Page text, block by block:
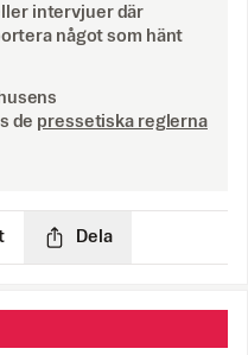
intervjuer där
något som hänt
de pressetiska reglerna
Dela